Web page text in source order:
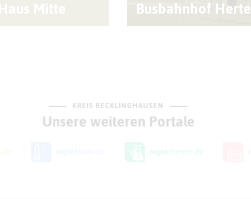
Busbahnhof
KREIS RECKLINGHAUSEN
Unsere weiteren Portale